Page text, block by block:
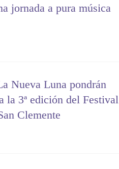
jornada a pura música
Nueva Luna pondrán
la 3ª edición del Festival
Clemente